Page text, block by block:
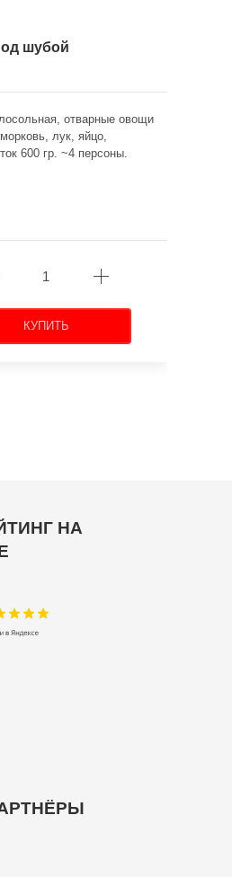
шубой
отварные овощи
лук, яйцо,
600 гр. ~4 персоны.
КУПИТЬ
НА